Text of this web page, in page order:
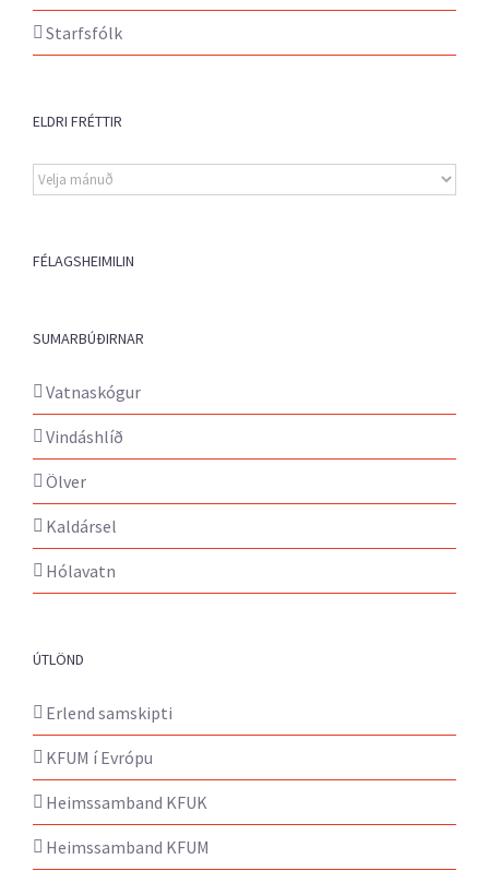
Starfsfólk
ELDRI FRÉTTIR
Eldri
fréttir
FÉLAGSHEIMILIN
SUMARBÚÐIRNAR
Vatnaskógur
Vindáshlíð
Ölver
Kaldársel
Hólavatn
ÚTLÖND
Erlend samskipti
KFUM í Evrópu
Heimssamband KFUK
Heimssamband KFUM